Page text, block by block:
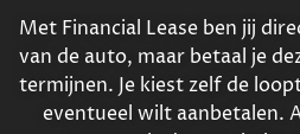
Met Financial Lease ben jij
van de auto, maar betaal je
termijnen. Je kiest zelf de
eventueel wilt aanbetalen.